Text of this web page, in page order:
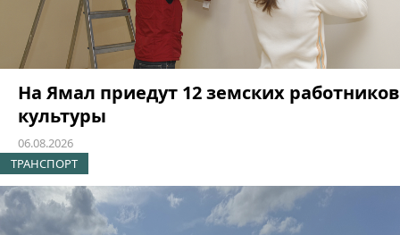
На Ямал приедут 12 земских работников
культуры
06.08.2026
ТРАНСПОРТ